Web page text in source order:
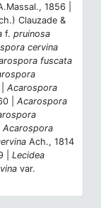
1856 |
Clauzade &
f. pruinosa
cervina
fuscata
Acarospora
| Acarospora
Acarospora
Ach., 1814
| Lecidea
var.